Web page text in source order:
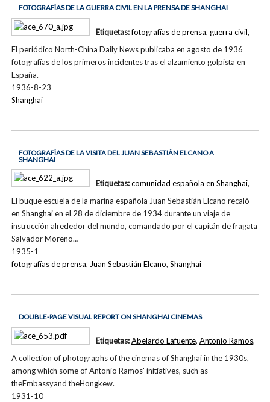
FOTOGRAFÍAS DE LA GUERRA CIVIL EN LA PRENSA DE SHANGHAI
El periódico North-China Daily News publicaba en agosto de 1936
fotografías de los primeros incidentes tras el alzamiento golpista en
España.
1936-8-23
Etiquetas:fotografías de prensa, guerra civil,
Shanghai
FOTOGRAFÍAS DE LA VISITA DEL JUAN SEBASTIÁN ELCANO A
SHANGHAI
El buque escuela de la marina española Juan Sebastián Elcano recaló
en Shanghai en el 28 de diciembre de 1934 durante un viaje de
instrucción alrededor del mundo, comandado por el capitán de fragata
Salvador Moreno…
1935-1
Etiquetas:comunidad española en Shanghai,
fotografías de prensa, Juan Sebastián Elcano,Shanghai
DOUBLE-PAGE VISUAL REPORT ON SHANGHAI CINEMAS
A collection of photographs of the cinemas of Shanghai in the 1930s,
among which some of Antonio Ramos' initiatives, such as
theEmbassyand theHongkew.
1931-10
Etiquetas:Abelardo Lafuente, Antonio Ramos,